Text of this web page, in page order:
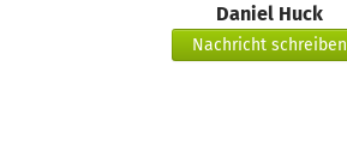
Daniel Huck
Nachricht schreiben